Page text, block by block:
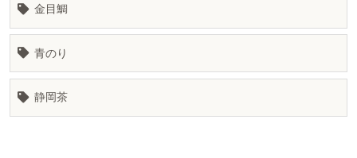
金目鯛
青のり
静岡茶